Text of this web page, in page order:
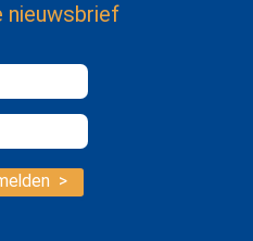
nieuwsbrief
>